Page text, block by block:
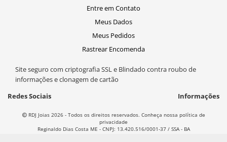
Entre em Contato
Meus Dados
Meus Pedidos
Rastrear Encomenda
Site seguro com criptografia SSL e Blindado contra roubo de
informações e clonagem de cartão
Redes Sociais
Informações
RDJ Joias 2026 - Todos os direitos reservados. Conheça nossa política de
privacidade
Reginaldo Dias Costa ME - CNPJ: 13.420.516/0001-37 / SSA - BA